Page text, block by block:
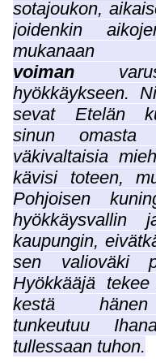
sotajoukon,
joidenkin
voiman
hyökkäykseen.
sevat Etelän
sinun omasta
väkivaltaisia
kävisi toteen,
Pohjoisen
hyökkäysvallin
kaupungin,
sen valioväki
Hyökkääjä
kestä
tunkeutuu
tullessaan tuhon.